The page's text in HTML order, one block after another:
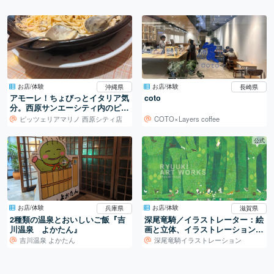
お店/体験 沖縄県
アモーレ！ちょびっとイタリア気
分。西原サンエーシティ内のピッ
ツェリアマリノ
ピッツェリアマリノ 西原シティ店
お店/体験 長崎県
coto
COTO×Layers coffee
お店/体験 兵庫県
2種類の温泉とおいしいご飯『吉
川温泉 よかたん』
吉川温泉 よかたん
公式
お店/体験 滋賀県
深尾竜騎／イラストレーター：絵
画と立体、イラストレーションの
世界深尾竜騎イラストレーション